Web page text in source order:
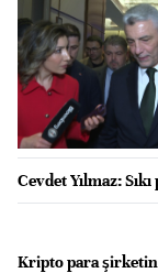
Cevdet Yılmaz:
Kripto para